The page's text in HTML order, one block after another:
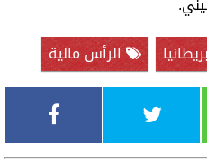
الرأس مالية